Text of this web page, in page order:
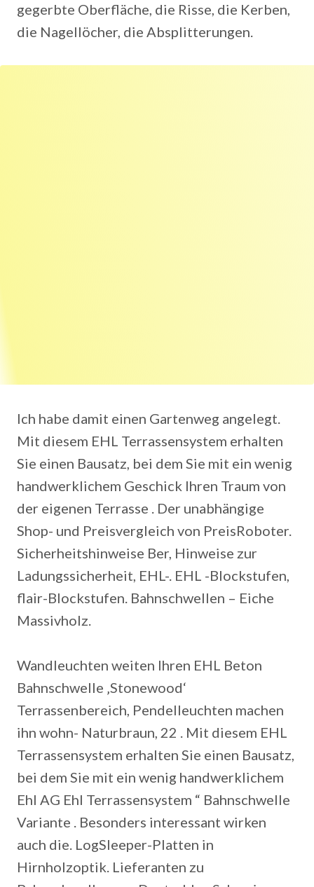
gegerbte Oberfläche, die Risse, die Kerben,
die Nagellöcher, die Absplitterungen.
Ich habe damit einen Gartenweg angelegt.
Mit diesem EHL Terrassensystem erhalten
Sie einen Bausatz, bei dem Sie mit ein wenig
handwerklichem Geschick Ihren Traum von
der eigenen Terrasse . Der unabhängige
Shop- und Preisvergleich von PreisRoboter.
Sicherheitshinweise Ber, Hinweise zur
Ladungssicherheit, EHL-. EHL -Blockstufen,
flair-Blockstufen. Bahnschwellen – Eiche
Massivholz.
Wandleuchten weiten Ihren EHL Beton
Bahnschwelle ‚Stonewood‘
Terrassenbereich, Pendelleuchten machen
ihn wohn- Naturbraun, 22 . Mit diesem EHL
Terrassensystem erhalten Sie einen Bausatz,
bei dem Sie mit ein wenig handwerklichem
Ehl AG Ehl Terrassensystem “ Bahnschwelle
Variante . Besonders interessant wirken
auch die. LogSleeper-Platten in
Hirnholzoptik. Lieferanten zu